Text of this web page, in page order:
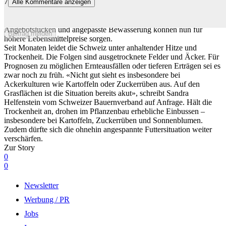
Beitrag melden
Alle Kommentare anzeigen
Angebotslücken und angepasste Bewässerung können nun für
höhere Lebensmittelpreise sorgen.
Seit Monaten leidet die Schweiz unter anhaltender Hitze und
Trockenheit. Die Folgen sind ausgetrocknete Felder und Äcker. Für
Prognosen zu möglichen Ernteausfällen oder tieferen Erträgen sei es
zwar noch zu früh. «Nicht gut sieht es insbesondere bei
Ackerkulturen wie Kartoffeln oder Zuckerrüben aus. Auf den
Grasflächen ist die Situation bereits akut», schreibt Sandra
Helfenstein vom Schweizer Bauernverband auf Anfrage. Hält die
Trockenheit an, drohen im Pflanzenbau erhebliche Einbussen –
insbesondere bei Kartoffeln, Zuckerrüben und Sonnenblumen.
Zudem dürfte sich die ohnehin angespannte Futtersituation weiter
verschärfen.
Zur Story
0
0
Newsletter
Werbung / PR
Jobs